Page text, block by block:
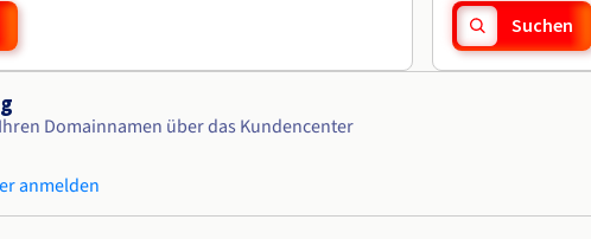
Suchen
Domainnamen über das Kundencenter
anmelden